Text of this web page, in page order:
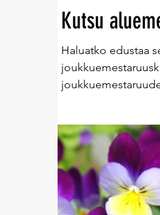
Kutsu
Haluatko edustaa